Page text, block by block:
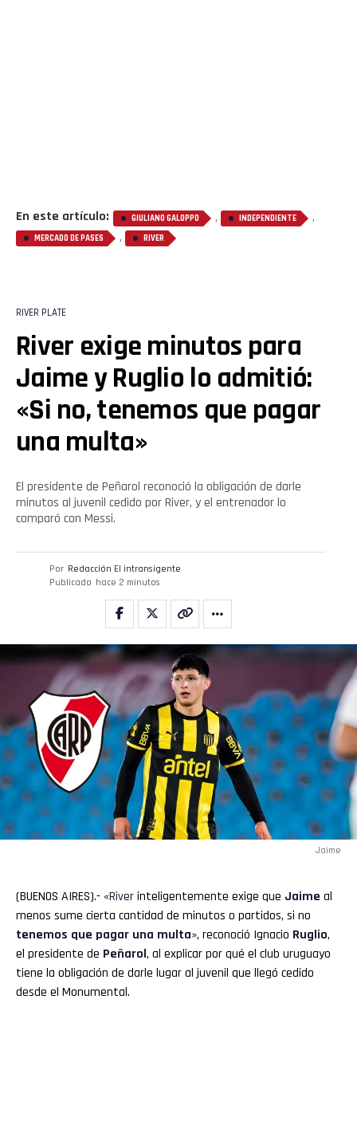
En este artículo: GIULIANO GALOPPO , INDEPENDIENTE ,
MERCADO DE PASES , RIVER
RIVER PLATE
River exige minutos para
Jaime y Ruglio lo admitió:
«Si no, tenemos que pagar
una multa»
El presidente de Peñarol reconoció la obligación de darle
minutos al juvenil cedido por River, y el entrenador lo
comparó con Messi.
Por Redacción El intransigente
Publicado hace 2 minutos
Jaime
(BUENOS AIRES).- «Riverinteligentemente exige que Jaime al
menos sume cierta cantidad de minutos o partidos, si no
tenemos que pagar una multa», reconoció Ignacio Ruglio,
el presidente de Peñarol, al explicar por qué el club uruguayo
tiene la obligación de darle lugar al juvenil que llegó cedido
desde el Monumental.